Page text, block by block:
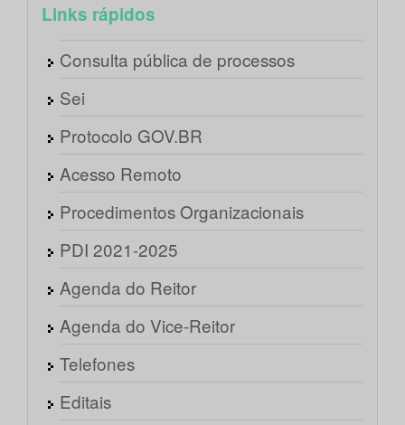
Links rápidos
Consulta pública de processos
Sei
Protocolo GOV.BR
Acesso Remoto
Procedimentos Organizacionais
PDI 2021-2025
Agenda do Reitor
Agenda do Vice-Reitor
Telefones
Editais